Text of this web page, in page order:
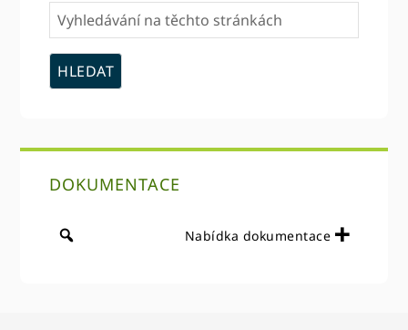
Vyhledávání
na
těchto
stránkách
DOKUMENTACE
Nabídka dokumentace